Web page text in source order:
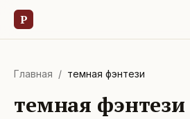
Р
Главная / темная фэнтези
темная фэнтези